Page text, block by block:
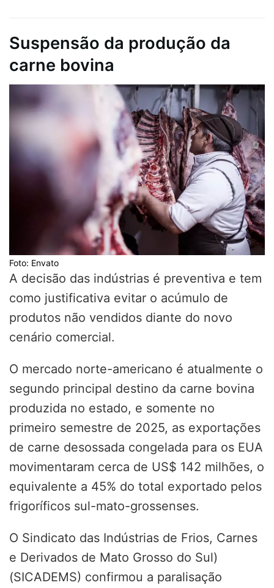
Suspensão da produção da
carne bovina
Foto: Envato
A decisão das indústrias é preventiva e tem
como justificativa evitar o acúmulo de
produtos não vendidos diante do novo
cenário comercial.
O mercado norte-americano é atualmente o
segundo principal destino da carne bovina
produzida no estado, e somente no
primeiro semestre de 2025, as exportações
de carne desossada congelada para os EUA
movimentaram cerca de US$ 142 milhões, o
equivalente a 45% do total exportado pelos
frigoríficos sul-mato-grossenses.
O Sindicato das Indústrias de Frios, Carnes
e Derivados de Mato Grosso do Sul)
(SICADEMS) confirmou a paralisação